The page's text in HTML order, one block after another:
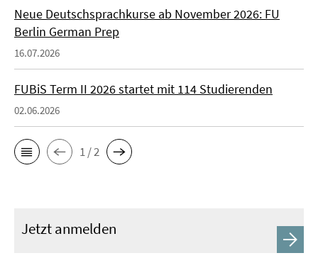
Neue Deutschsprachkurse ab November 2026: FU
Berlin German Prep
16.07.2026
FUBiS Term II 2026 startet mit 114 Studierenden
02.06.2026
1 / 2
Jetzt anmelden